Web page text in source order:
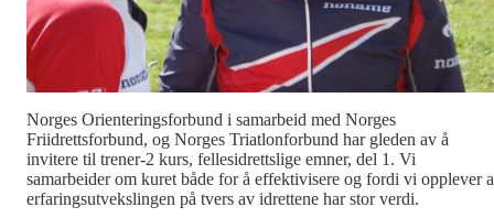
Norges Orienteringsforbund i samarbeid med Norges
Friidrettsforbund, og Norges Triatlonforbund har gleden av å
invitere til trener-2 kurs, fellesidrettslige emner, del 1. Vi
samarbeider om kuret både for å effektivisere og fordi vi opplever
erfaringsutvekslingen på tvers av idrettene har stor verdi.